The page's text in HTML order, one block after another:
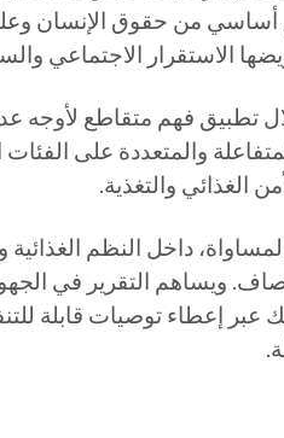
من حقوق الإنسان
الاستقرار الاجتماعي
تطبيق فهم متقاطع لأوجه
والمتعددة على
الغذائي والتغذية.
داخل النظم
ويساهم التقرير في
توصيات قابلة